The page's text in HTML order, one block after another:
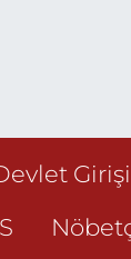
Girişi